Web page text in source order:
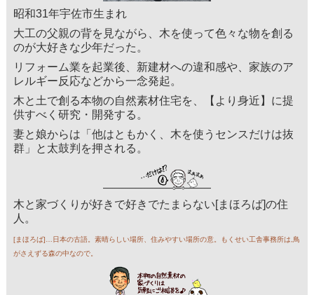
昭和31年宇佐市生まれ
大工の父親の背を見ながら、木を使って色々な物を創る
のが大好きな少年だった。
リフォーム業を起業後、新建材への違和感や、家族のア
レルギー反応などから一念発起。
木と土で創る本物の自然素材住宅を、【より身近】に提
供すべく研究・開発する。
妻と娘からは「他はともかく、木を使うセンスだけは抜
群」と太鼓判を押される。
木と家づくりが好きで好きでたまらない[まほろば]の住
人。
[まほろば]…日本の古語。素晴らしい場所、住みやすい場所の意。もくせい工舎事務所は,鳥
がさえずる森の中なので。